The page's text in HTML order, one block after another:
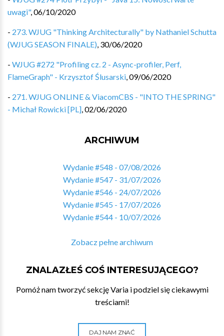
uwagi",06/10/2020
- 273. WJUG "Thinking Architecturally" by Nathaniel Schutta
(WJUG SEASON FINALE), 30/06/2020
- WJUG #272 "Profiling cz. 2 - Async-profiler, Perf,
FlameGraph" - Krzysztof Ślusarski,09/06/2020
- 271. WJUG ONLINE & ViacomCBS - "INTO THE SPRING"
- Michał Rowicki [PL],02/06/2020
ARCHIWUM
Wydanie #548 - 07/08/2026
Wydanie #547 - 31/07/2026
Wydanie #546 - 24/07/2026
Wydanie #545 - 17/07/2026
Wydanie #544 - 10/07/2026
Zobacz pełne archiwum
ZNALAZŁEŚ COŚ INTERESUJĄCEGO?
Pomóż nam tworzyć sekcję Varia i podziel się ciekawymi
treściami!
DAJ NAM ZNAĆ